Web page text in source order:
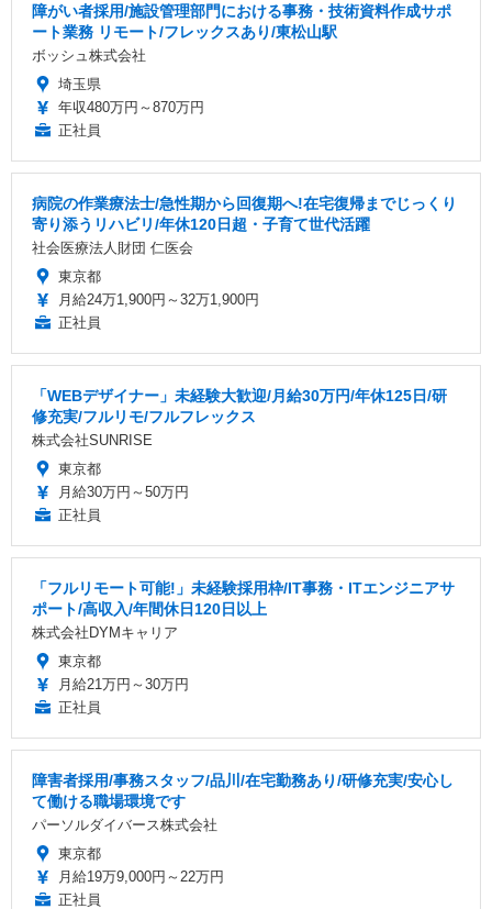
障がい者採用/施設管理部門における事務・技術資料作成サポ
ート業務 リモート/フレックスあり/東松山駅
ボッシュ株式会社
埼玉県
年収480万円～870万円
正社員
病院の作業療法士/急性期から回復期へ!在宅復帰までじっくり
寄り添うリハビリ/年休120日超・子育て世代活躍
社会医療法人財団 仁医会
東京都
月給24万1,900円～32万1,900円
正社員
「WEBデザイナー」未経験大歓迎/月給30万円/年休125日/研
修充実/フルリモ/フルフレックス
株式会社SUNRISE
東京都
月給30万円～50万円
正社員
「フルリモート可能!」未経験採用枠/IT事務・ITエンジニアサ
ポート/高収入/年間休日120日以上
株式会社DYMキャリア
東京都
月給21万円～30万円
正社員
障害者採用/事務スタッフ/品川/在宅勤務あり/研修充実/安心し
て働ける職場環境です
パーソルダイバース株式会社
東京都
月給19万9,000円～22万円
正社員